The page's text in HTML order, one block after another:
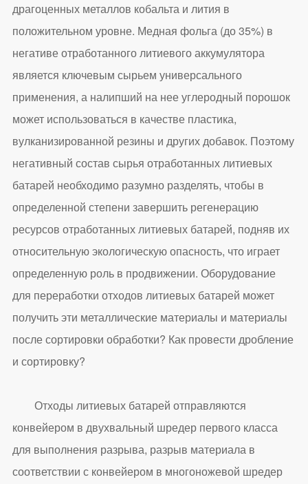
драгоценных металлов кобальта и лития в
положительном уровне. Медная фольга (до 35%) в
негативе отработанного литиевого аккумулятора
является ключевым сырьем универсального
применения, а налипший на нее углеродный порошок
может использоваться в качестве пластика,
вулканизированной резины и других добавок. Поэтому
негативный состав сырья отработанных литиевых
батарей необходимо разумно разделять, чтобы в
определенной степени завершить регенерацию
ресурсов отработанных литиевых батарей, подняв их
относительную экологическую опасность, что играет
определенную роль в продвижении. Оборудование
для переработки отходов литиевых батарей может
получить эти металлические материалы и материалы
после сортировки обработки? Как провести дробление
и сортировку?
Отходы литиевых батарей отправляются
конвейером в двухвальный шредер первого класса
для выполнения разрыва, разрыв материала в
соответствии с конвейером в многоножевой шредер